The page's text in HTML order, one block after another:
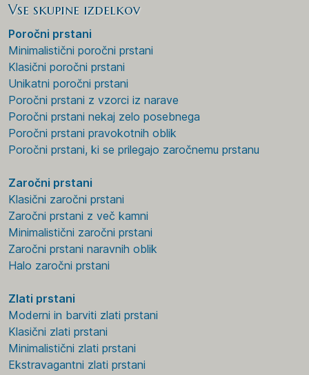
Vse skupine izdelkov
Poročni prstani
Minimalistični poročni prstani
Klasični poročni prstani
Unikatni poročni prstani
Poročni prstani z vzorci iz narave
Poročni prstani nekaj zelo posebnega
Poročni prstani pravokotnih oblik
Poročni prstani, ki se prilegajo zaročnemu prstanu
Zaročni prstani
Klasični zaročni prstani
Zaročni prstani z več kamni
Minimalistični zaročni prstani
Zaročni prstani naravnih oblik
Halo zaročni prstani
Zlati prstani
Moderni in barviti zlati prstani
Klasični zlati prstani
Minimalistični zlati prstani
Ekstravagantni zlati prstani